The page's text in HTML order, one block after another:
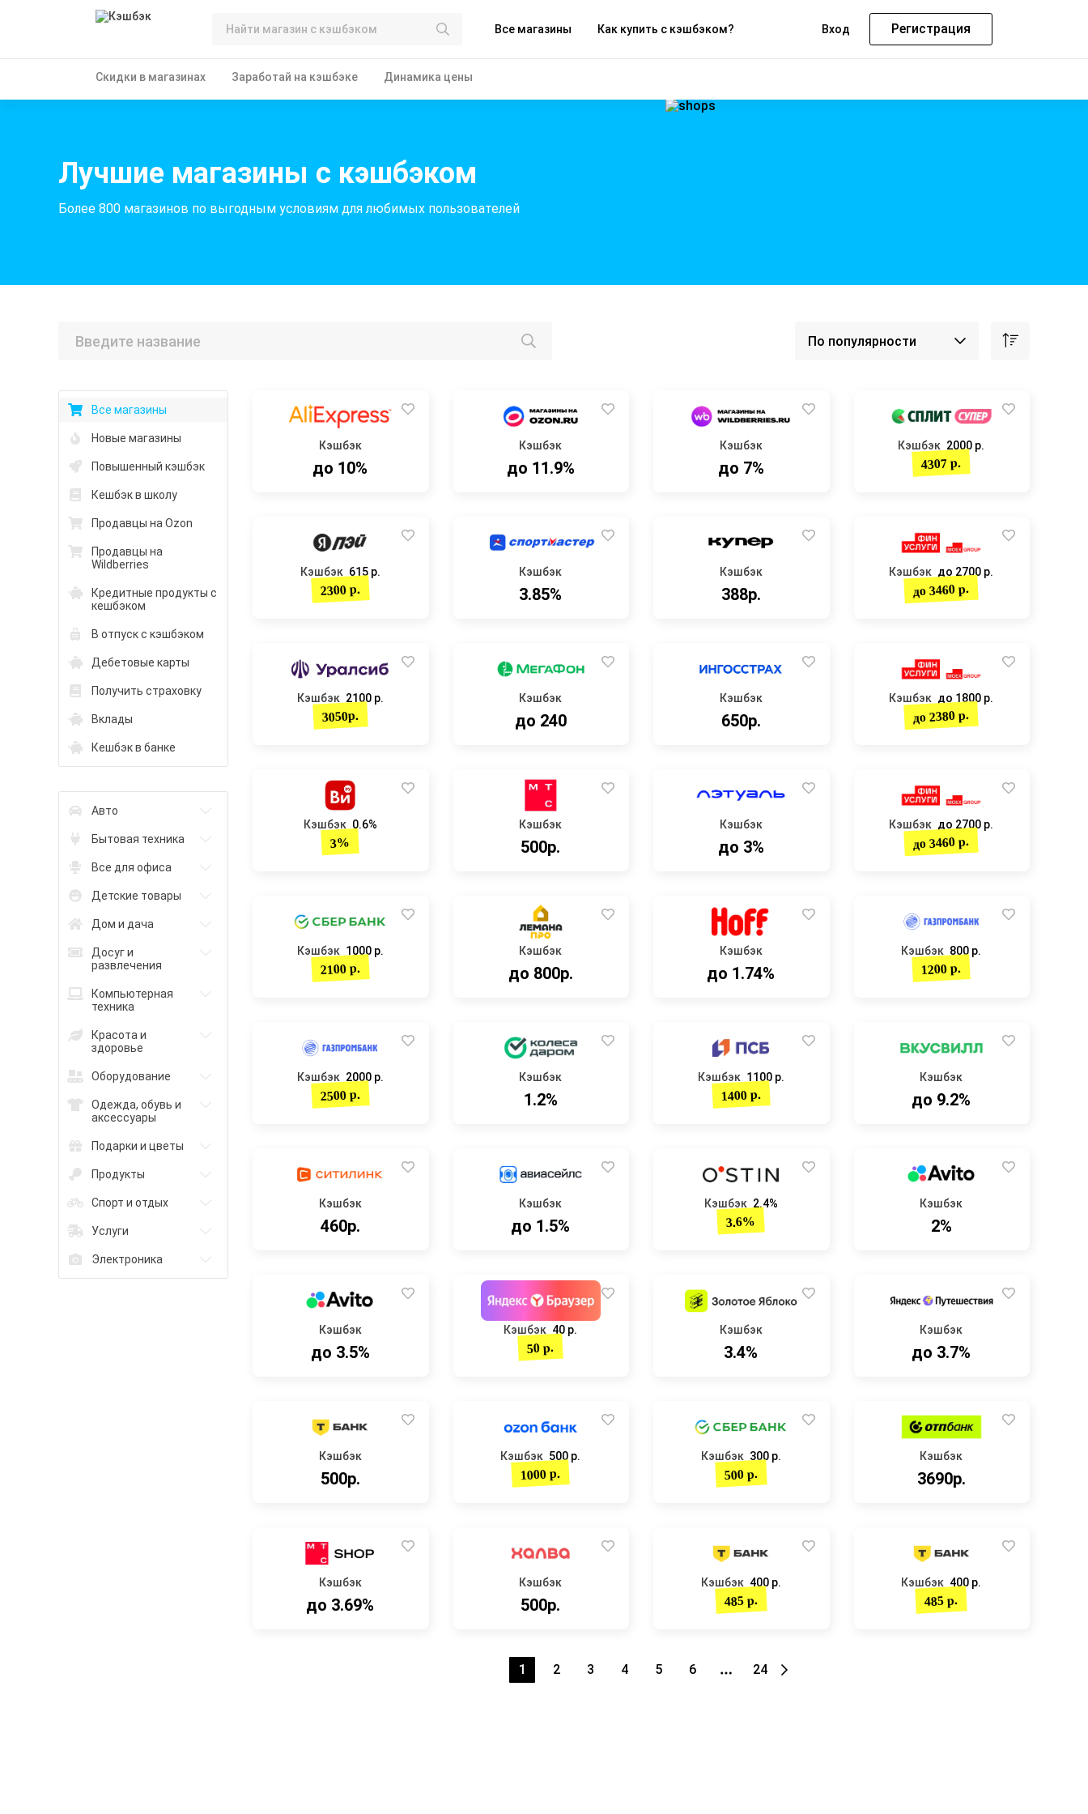
Все магазины Как купить с кэшбэком? Вход Регистрация
Скидки в магазинах Заработай на кэшбэке Динамика цены
Лучшие магазины с кэшбэком
Более 800 магазинов по выгодным условиям для любимых пользователей
Все магазины
Новые магазины
Повышенный кэшбэк
Кешбэк в школу
Продавцы на Ozon
Продавцы на
Wildberries
Кредитные продукты с
кешбэком
В отпуск с кэшбэком
Дебетовые карты
Получить страховку
Вклады
Кешбэк в банке
Авто
Бытовая техника
Все для офиса
Детские товары
Дом и дача
Досуг и
развлечения
Компьютерная
техника
Красота и
здоровье
Оборудование
Одежда, обувь и
аксессуары
Подарки и цветы
Продукты
Спорт и отдых
Услуги
Электроника
Кэшбэк
до 10%
Кэшбэк
до 11.9%
Кэшбэк
до 7%
Кэшбэк 2000 р.
4307 р.
Кэшбэк 615 р.
2300 р.
Кэшбэк
3.85%
Кэшбэк
388р.
Кэшбэк до 2700 р.
до 3460 р.
Кэшбэк 2100 р.
3050р.
Кэшбэк
до 240
Кэшбэк
650р.
Кэшбэк до 1800 р.
до 2380 р.
Кэшбэк 0.6%
3%
Кэшбэк
500р.
Кэшбэк
до 3%
Кэшбэк до 2700 р.
до 3460 р.
Кэшбэк 1000 р.
2100 р.
Кэшбэк
до 800р.
Кэшбэк
до 1.74%
Кэшбэк 800 р.
1200 р.
Кэшбэк 2000 р.
2500 р.
Кэшбэк
1.2%
Кэшбэк 1100 р.
1400 р.
Кэшбэк
до 9.2%
Кэшбэк
460р.
Кэшбэк
до 1.5%
Кэшбэк 2.4%
3.6%
Кэшбэк
2%
Кэшбэк
до 3.5%
Кэшбэк 40 р.
50 р.
Кэшбэк
3.4%
Кэшбэк
до 3.7%
Кэшбэк
500р.
Кэшбэк 500 р.
1000 р.
Кэшбэк 300 р.
500 р.
Кэшбэк
3690р.
Кэшбэк
до 3.69%
Кэшбэк
500р.
Кэшбэк 400 р.
485 р.
Кэшбэк 400 р.
485 р.
1 2 3 4 5 6 24